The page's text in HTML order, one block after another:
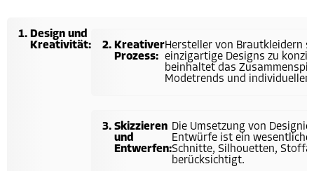
Design und
Kreativität:
Kreativer
Prozess:
Hersteller von Brautkleidern
einzigartige Designs zu
beinhaltet das
Modetrends und individuellen
Skizzieren
und
Entwerfen:
Die Umsetzung von
Entwürfe ist ein
Schnitte, Silhouetten,
berücksichtigt.